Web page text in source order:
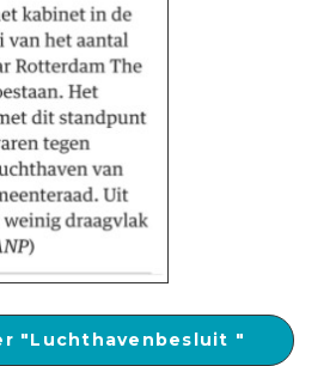
"Luchthavenbesluit "